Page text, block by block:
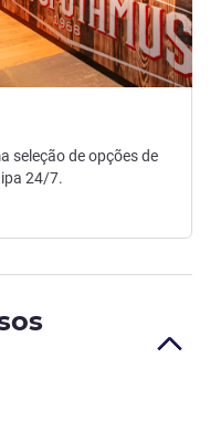
seleção de opções de
24/7.